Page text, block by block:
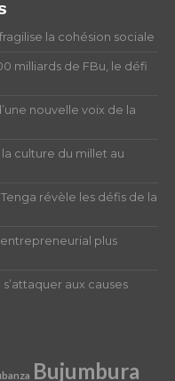
la cohésion sociale
milliards de FBu, le défi
nouvelle voix de la
culture du millet au
révèle les défis de la
plus
aux causes
Bujumbura